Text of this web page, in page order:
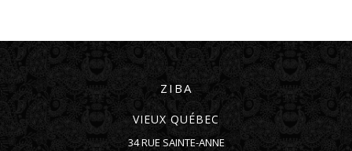
ZIBA
VIEUX QUÉBEC
34 RUE SAINTE-ANNE